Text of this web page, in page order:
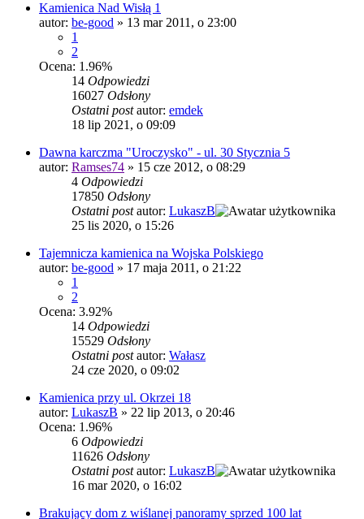
Kamienica Nad Wisłą 1
autor: be-good » 13 mar 2011, o 23:00
1
2
Ocena: 1.96%
14 Odpowiedzi
16027 Odsłony
Ostatni postautor: emdek
18 lip 2021, o 09:09
Dawna karczma "Uroczysko" - ul. 30 Stycznia 5
autor: Ramses74 » 15 cze 2012, o 08:29
4 Odpowiedzi
17850 Odsłony
Ostatni postautor: LukaszB
25 lis 2020, o 15:26
Tajemnicza kamienica na Wojska Polskiego
autor: be-good » 17 maja 2011, o 21:22
1
2
Ocena: 3.92%
14 Odpowiedzi
15529 Odsłony
Ostatni postautor: Wałasz
24 cze 2020, o 09:02
Kamienica przy ul. Okrzei 18
autor: LukaszB » 22 lip 2013, o 20:46
Ocena: 1.96%
6 Odpowiedzi
11626 Odsłony
Ostatni postautor: LukaszB
16 mar 2020, o 16:02
Brakujący dom z wiślanej panoramy sprzed 100 lat